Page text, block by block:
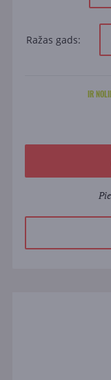
Ražas gads:
IR